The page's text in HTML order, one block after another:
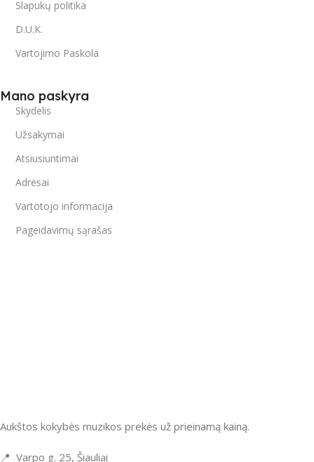
Slapukų politika
D.U.K.
Vartojimo Paskola
Mano paskyra
Skydelis
Užsakymai
Atsiusiuntimai
Adresai
Vartotojo informacija
Pageidavimų sąrašas
Aukštos kokybės muzikos prekės už prieinamą kainą.
📍 Varpo g. 25, Šiauliai